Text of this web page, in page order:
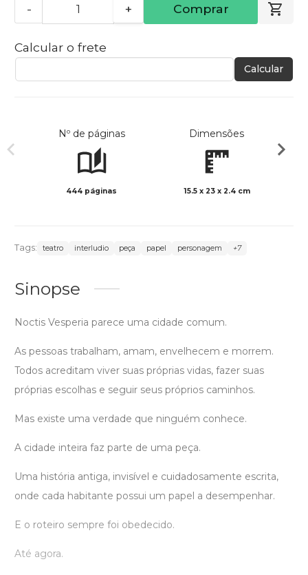
- + Comprar
Calcular o frete
Calcular
Nº de páginas
444 páginas
Dimensões
15.5 x 23 x 2.4 cm
Tags: teatro interludio peça papel personagem +7
Sinopse
Noctis Vesperia parece uma cidade comum.
As pessoas trabalham, amam, envelhecem e morrem.
Todos acreditam viver suas próprias vidas, fazer suas
próprias escolhas e seguir seus próprios caminhos.
Mas existe uma verdade que ninguém conhece.
A cidade inteira faz parte de uma peça.
Uma história antiga, invisível e cuidadosamente escrita,
onde cada habitante possui um papel a desempenhar.
E o roteiro sempre foi obedecido.
Até agora.